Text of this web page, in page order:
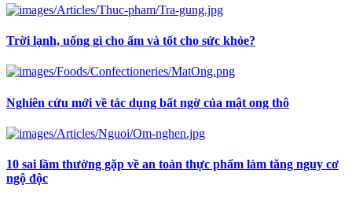
Trời lạnh, uống gì cho ấm và tốt cho sức khỏe?
Nghiên cứu mới về tác dụng bất ngờ của mật ong thô
10 sai lầm thường gặp về an toàn thực phẩm làm tăng nguy cơ
ngộ độc